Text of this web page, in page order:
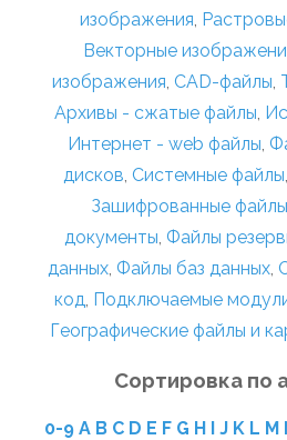
изображения,
Векторные
изображения, CAD-файлы,
Архивы - сжатые файлы,
Интернет - web файлы,
дисков, Системные файлы,
Зашифрованные файлы
документы, Файлы
данных, Файлы баз данных,
код, Подключаемые
Географические файлы и
Сортировка по
0-9 A B C D E F G H I J K L M